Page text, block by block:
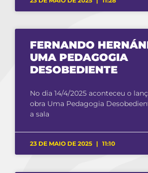
FERNANDO
UMA PEDAGOGIA
DESOBEDIENTE
No dia 14/4/2025 aconteceu o
obra Uma Pedagogia
a sala
23 DE MAIO DE 2025 11:10